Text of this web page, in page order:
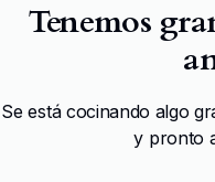
Tenemos
Se está cocinando algo
y pronto